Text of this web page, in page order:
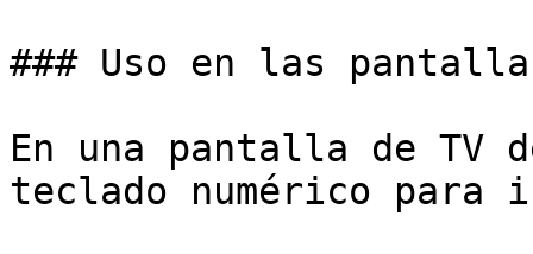
### Uso en las
En una pantalla de TV
teclado numérico